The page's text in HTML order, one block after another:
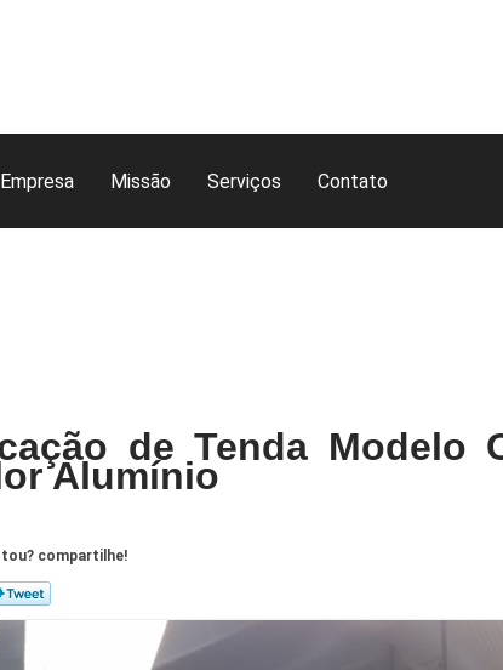
Empresa Missão Serviços Contato
de Tenda Modelo
Alumínio
compartilhe!